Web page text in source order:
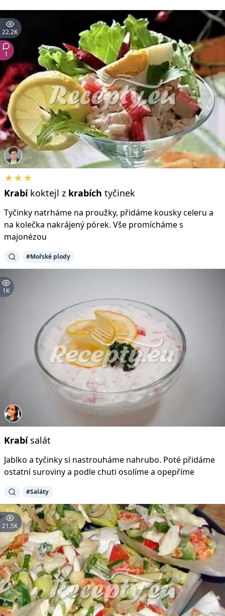
22.2K
1
★★★
Krabíkoktejl z krabích tyčinek
Tyčinky natrháme na proužky, přidáme kousky celeru a
na kolečka nakrájený pórek. Vše promícháme s
majonézou
#Mořské plody
1K
Krabísalát
Jablko a tyčinky si nastrouháme nahrubo. Poté přidáme
ostatní suroviny a podle chuti osolíme a opepříme
#Saláty
21.5K